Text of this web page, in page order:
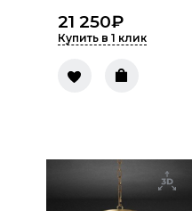
21 250₽
Купить в 1 клик